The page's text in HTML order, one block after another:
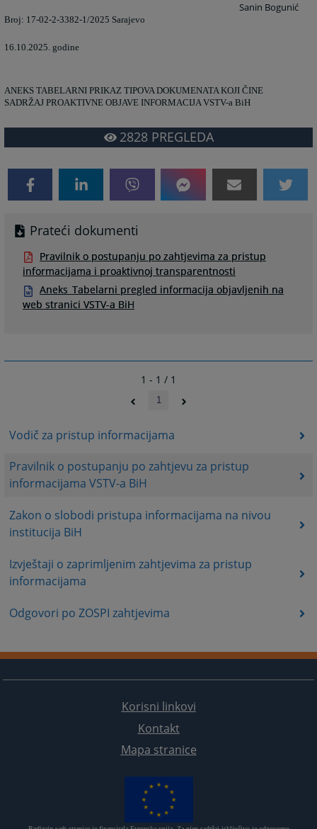
Vodič za pristup informacijama
Pravilnik o postupanju po zahtjevu za pristup
informacijama VSTV-a BiH
Zakon o slobodi pristupa informacijama na nivou
institucija BiH
Izvještaji o zaprimljenim zahtjevima za pristup
informacijama
Odgovori po ZOSPI zahtjevima
Sanin Bogunić
Broj: 17-02-2-3382-1/2025 Sarajevo
16.10.2025. godine
ANEKS TABELARNI PRIKAZ TIPOVA DOKUMENATA KOJI ČINE
SADRŽAJ PROAKTIVNE OBJAVE INFORMACIJA VSTV-a BiH
2828PREGLEDA
Prateći dokumenti
Pravilnik o postupanju po zahtjevima za pristup
informacijama i proaktivnoj transparentnosti
Aneks_Tabelarni pregled informacija objavljenih na
web stranici VSTV-a BiH
1 - 1 / 1
1
Korisni linkovi
Kontakt
Mapa stranice